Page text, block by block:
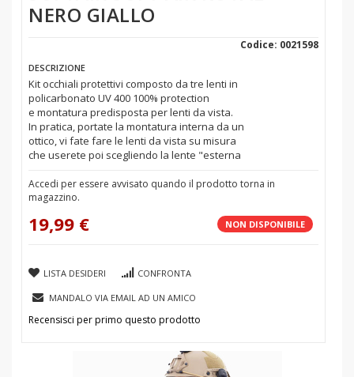
NERO GIALLO
Codice: 0021598
DESCRIZIONE
Kit occhiali protettivi composto da tre lenti in
policarbonato UV 400 100% protection
e montatura predisposta per lenti da vista.
In pratica, portate la montatura interna da un
ottico, vi fate fare le lenti da vista su misura
che userete poi scegliendo la lente "esterna
Accedi per essere avvisato quando il prodotto torna in
magazzino.
NON DISPONIBILE
19,99 €
LISTA DESIDERI CONFRONTA
MANDALO VIA EMAIL AD UN AMICO
Recensisci per primo questo prodotto